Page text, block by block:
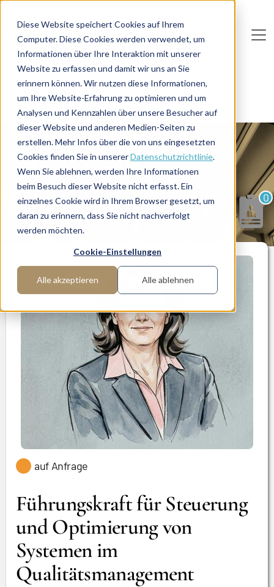
Diese Website speichert Cookies auf Ihrem
Computer. Diese Cookies werden verwendet, um
Informationen über Ihre Interaktion mit unserer
Website zu erfassen und damit wir uns an Sie
erinnern können. Wir nutzen diese Informationen,
um Ihre Website-Erfahrung zu optimieren und um
Analysen und Kennzahlen über unsere Besucher auf
dieser Website und anderen Medien-Seiten zu
erstellen. Mehr Infos über die von uns eingesetzten
Cookies finden Sie in unsererDatenschutzrichtlinie.
Wenn Sie ablehnen, werden Ihre Informationen
beim Besuch dieser Website nicht erfasst. Ein
einzelnes Cookie wird in Ihrem Browser gesetzt, um
daran zu erinnern, dass Sie nicht nachverfolgt
werden möchten.
Cookie-Einstellungen
Alle akzeptieren Alle ablehnen
Deutsc he InterimAG
Home
Manager-Übersicht
Führungskraft für Steuerung und Optimierung von
Systemen im Qualitätsmanagement
MANAGERPROFIL
0
auf Anfrage
Führungskraft für Steuerung
und Optimierung von
Systemen im
Qualitätsmanagement